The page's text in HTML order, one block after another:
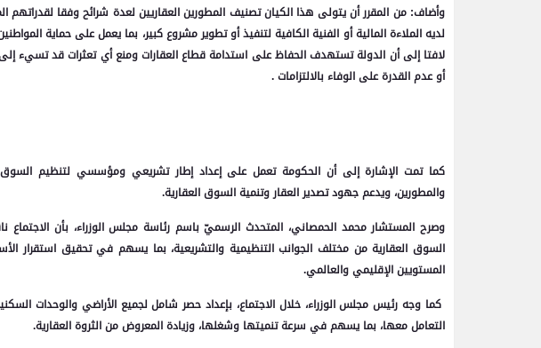
وأضاف: من المقرر أن يتولى هذا الكيان تصنيف المطورين العقاريين لعدة شرائح وفقا لقدراتهم
لديه الملاءة المالية أو الفنية الكافية لتنفيذ أو تطوير مشروع كبير، بما يعمل على حماية
لافتا إلى أن الدولة تستهدف الحفاظ على استدامة قطاع العقارات ومنع أي تعثرات قد تسيء
أو عدم القدرة على الوفاء بالالتزامات .
كما تمت الإشارة إلى أن الحكومة تعمل على إعداد إطار تشريعي ومؤسسي لتنظيم السوق
والمطورين، ويدعم جهود تصدير العقار وتنمية السوق العقارية.
وصرح المستشار محمد الحمصاني، المتحدث الرسميّ باسم رئاسة مجلس الوزراء، بأن الاجتماع
السوق العقارية من مختلف الجوانب التنظيمية والتشريعية، بما يسهم في تحقيق استقرار
المستويين الإقليمي والعالمي.
كما وجه رئيس مجلس الوزراء، خلال الاجتماع، بإعداد حصر شامل لجميع الأراضي والوحدات
التعامل معها، بما يسهم في سرعة تنميتها وشغلها، وزيادة المعروض من الثروة العقارية.